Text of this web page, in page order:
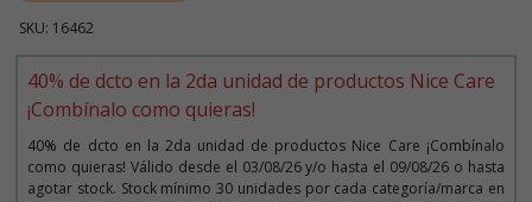
SKU: 16462
40% de dcto en la 2da unidad de productos Nice Care
¡Combínalo como quieras!
40% de dcto en la 2da unidad de productos Nice Care ¡Combínalo
como quieras! Válido desde el 03/08/26 y/o hasta el 09/08/26 o hasta
agotar stock. Stock mínimo 30 unidades por cada categoría/marca en